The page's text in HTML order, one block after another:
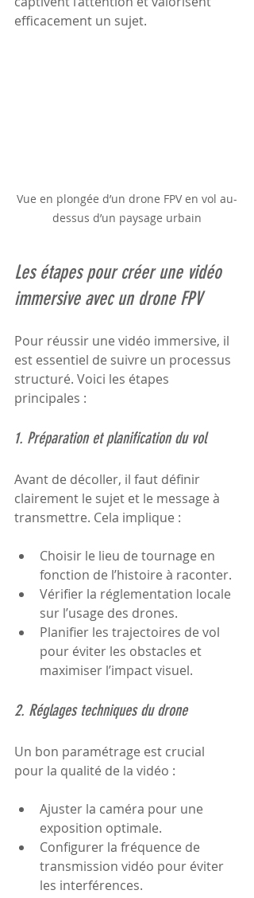
efficacement un sujet.
Vue en plongée d’un drone FPV en vol au-
dessus d’un paysage urbain
Les étapes pour créer une vidéo
immersive avec un drone FPV
Pour réussir une vidéo immersive, il
est essentiel de suivre un processus
structuré. Voici les étapes
principales :
1. Préparation et planification du vol
Avant de décoller, il faut définir
clairement le sujet et le message à
transmettre. Cela implique :
Choisir le lieu de tournage en
fonction de l’histoire à raconter.
Vérifier la réglementation locale
sur l’usage des drones.
Planifier les trajectoires de vol
pour éviter les obstacles et
maximiser l’impact visuel.
2. Réglages techniques du drone
Un bon paramétrage est crucial
pour la qualité de la vidéo :
Ajuster la caméra pour une
exposition optimale.
Configurer la fréquence de
transmission vidéo pour éviter
les interférences.